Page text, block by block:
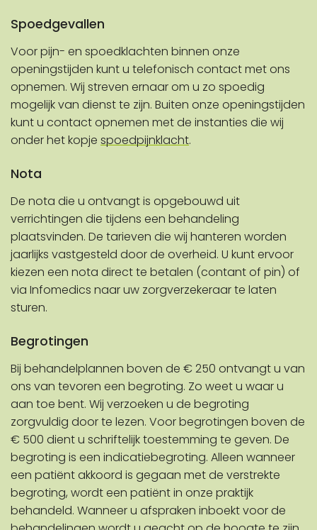
Spoedgevallen
Voor pijn- en spoedklachten binnen onze
openingstijden kunt u telefonisch contact met ons
opnemen. Wij streven ernaar om u zo spoedig
mogelijk van dienst te zijn. Buiten onze openingstijden
kunt u contact opnemen met de instanties die wij
onder het kopje spoedpijnklacht.
Nota
De nota die u ontvangt is opgebouwd uit
verrichtingen die tijdens een behandeling
plaatsvinden. De tarieven die wij hanteren worden
jaarlijks vastgesteld door de overheid. U kunt ervoor
kiezen een nota direct te betalen (contant of pin) of
via Infomedics naar uw zorgverzekeraar te laten
sturen.
Begrotingen
Bij behandelplannen boven de € 250 ontvangt u van
ons van tevoren een begroting. Zo weet u waar u
aan toe bent. Wij verzoeken u de begroting
zorgvuldig door te lezen. Voor begrotingen boven de
€ 500 dient u schriftelijk toestemming te geven. De
begroting is een indicatiebegroting. Alleen wanneer
een patiënt akkoord is gegaan met de verstrekte
begroting, wordt een patiënt in onze praktijk
behandeld. Wanneer u afspraken inboekt voor de